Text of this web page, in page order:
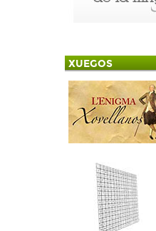
XUEGOS